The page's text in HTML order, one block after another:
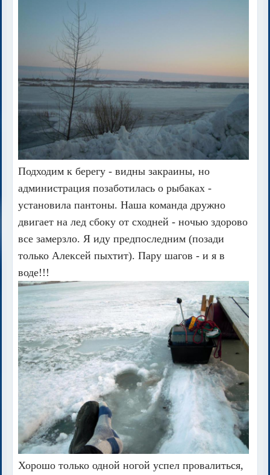
Подходим к берегу - видны закраины, но
администрация позаботилась о рыбаках -
установила пантоны. Наша команда дружно
двигает на лед сбоку от сходней - ночью здорово
все замерзло. Я иду предпоследним (позади
только Алексей пыхтит). Пару шагов - и я в
воде!!!
Хорошо только одной ногой успел провалиться,